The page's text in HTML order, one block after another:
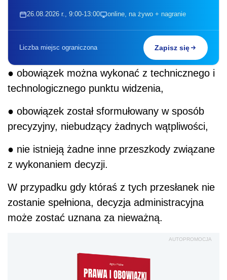
26.08.2026 r., 9:00-13:00 online, na żywo + nagranie
Liczba miejsc ograniczona Zapisz się
● obowiązek można wykonać z technicznego i
technologicznego punktu widzenia,
● obowiązek został sformułowany w sposób
precyzyjny, niebudzący żadnych wątpliwości,
● nie istnieją żadne inne przeszkody związane
z wykonaniem decyzji.
W przypadku gdy któraś z tych przesłanek nie
zostanie spełniona, decyzja administracyjna
może zostać uznana za nieważną.
AUTOPROMOCJA